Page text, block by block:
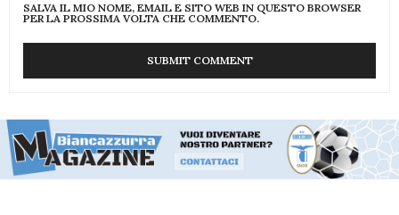
SALVA IL MIO NOME, EMAIL E SITO WEB IN QUESTO BROWSER
PER LA PROSSIMA VOLTA CHE COMMENTO.